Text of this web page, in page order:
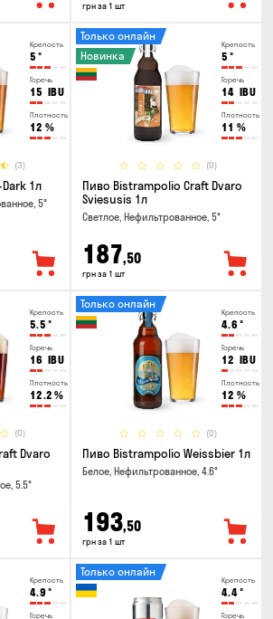
грн за 1 шт
Крепость
5 °
Горечь
15 IBU
Плотность
12 %
(3)
1л
5°
Крепость
5 °
Горечь
14 IBU
Плотность
11 %
(0)
Только онлайн
Новинка
Пиво Bistrampolio Craft Dvaro
Sviesusis 1л
Светлое, Нефильтрованное, 5°
187,50
грн за 1 шт
Крепость
5.5 °
Горечь
16 IBU
Плотность
12.2 %
(0)
Dvaro
5.5°
Крепость
4.6 °
Горечь
12 IBU
Плотность
12 %
(0)
Только онлайн
Пиво Bistrampolio Weissbier 1л
Белое, Нефильтрованное, 4.6°
193,50
грн за 1 шт
Крепость
4.9 °
Горечь
Крепость
4.4°
Горечь
Только онлайн